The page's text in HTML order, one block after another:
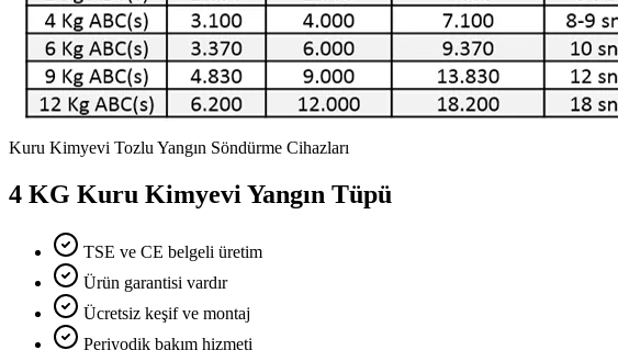
Kuru Kimyevi Tozlu Yangın Söndürme Cihazları
4 KG Kuru Kimyevi Yangın Tüpü
TSE ve CE belgeli üretim
Ürün garantisi vardır
Ücretsiz keşif ve montaj
Periyodik bakım hizmeti